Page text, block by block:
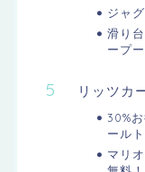
ジャ
滑り
ープ
リッツカ
30%
ール
マリ